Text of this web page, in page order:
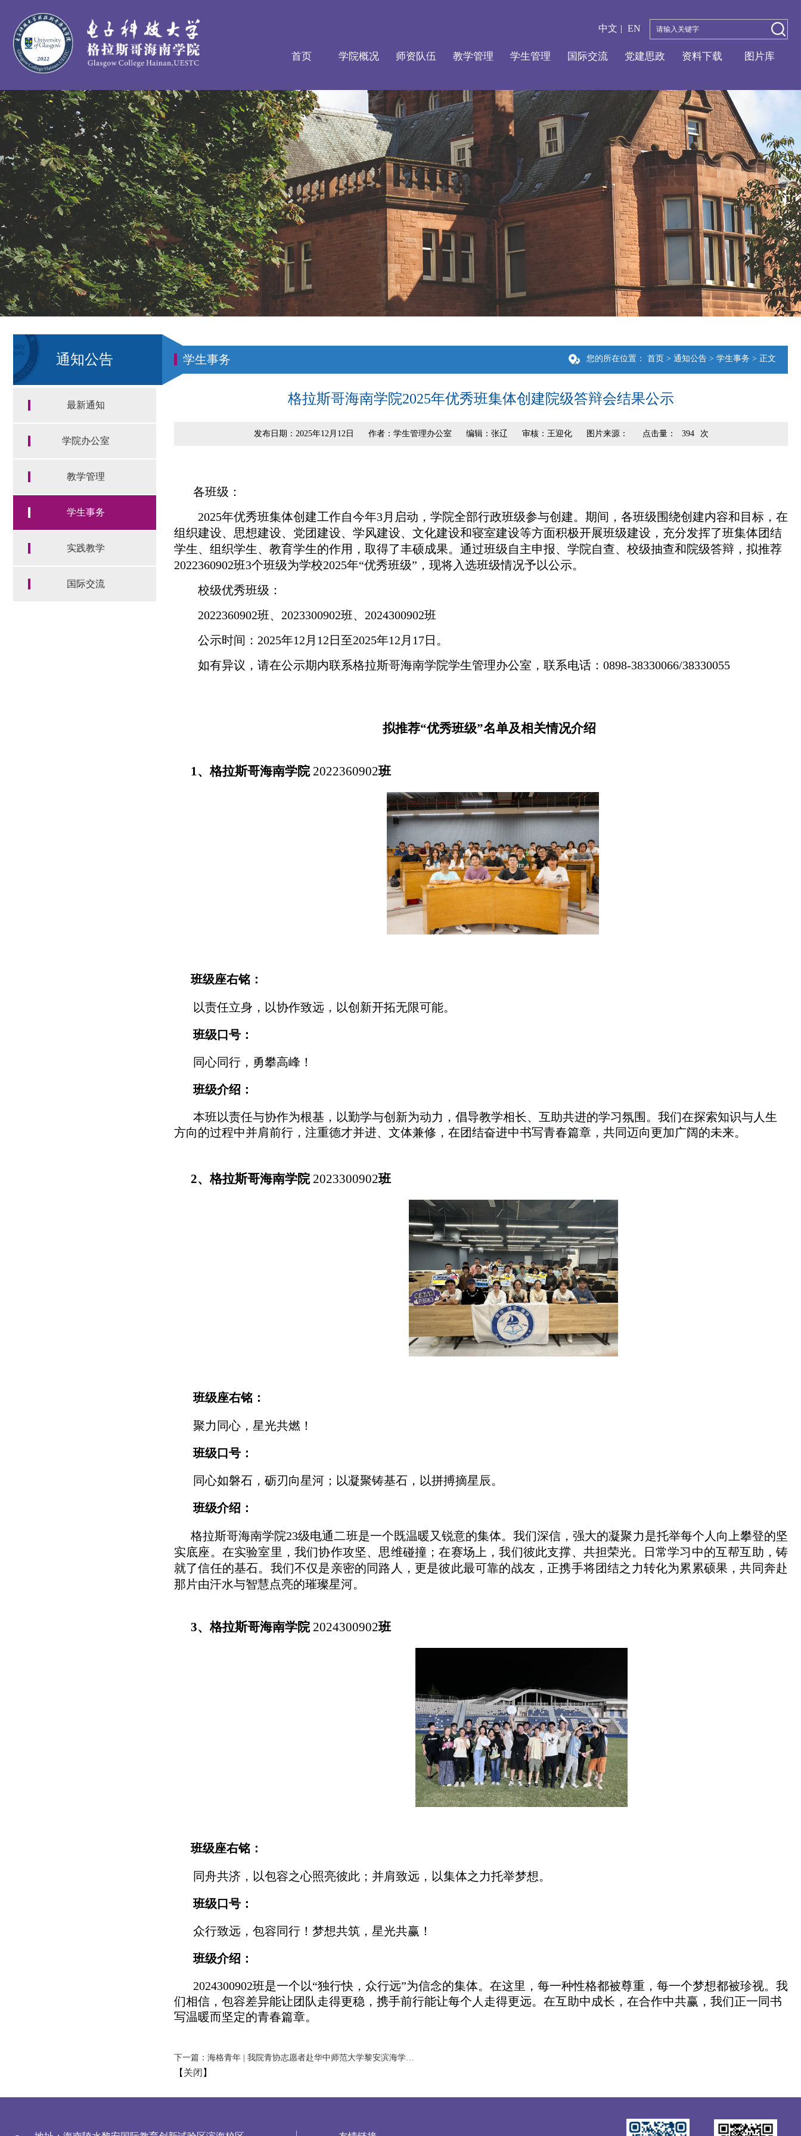
中文 | EN
首页 学院概况 师资队伍 教学管理 学生管理 国际交流 党建思政 资料下载 图片库
通知公告
最新通知
学院办公室
教学管理
学生事务
实践教学
国际交流
您的所在位置： 首页 > 通知公告 > 学生事务 > 正文
学生事务
格拉斯哥海南学院2025年优秀班集体创建院级答辩会结果公示
发布日期：2025年12月12日 作者：学生管理办公室 编辑：张辽 审核：王迎化 图片来源： 点击量： 394 次
各班级：
2025年优秀班集体创建工作自今年3月启动，学院全部行政班级参与创建。期间，各班级围绕创建内容和目标，在
组织建设、思想建设、党团建设、学风建设、文化建设和寝室建设等方面积极开展班级建设，充分发挥了班集体团结
学生、组织学生、教育学生的作用，取得了丰硕成果。通过班级自主申报、学院自查、校级抽查和院级答辩，拟推荐
2022360902班3个班级为学校2025年“优秀班级”，现将入选班级情况予以公示。
校级优秀班级：
2022360902班、2023300902班、2024300902班
公示时间：2025年12月12日至2025年12月17日。
如有异议，请在公示期内联系格拉斯哥海南学院学生管理办公室，联系电话：0898-38330066/38330055
拟推荐“优秀班级”名单及相关情况介绍
1、格拉斯哥海南学院 2022360902班
班级座右铭：
以责任立身，以协作致远，以创新开拓无限可能。
班级口号：
同心同行，勇攀高峰！
班级介绍：
本班以责任与协作为根基，以勤学与创新为动力，倡导教学相长、互助共进的学习氛围。我们在探索知识与人生
方向的过程中并肩前行，注重德才并进、文体兼修，在团结奋进中书写青春篇章，共同迈向更加广阔的未来。
2、格拉斯哥海南学院 2023300902班
班级座右铭：
聚力同心，星光共燃！
班级口号：
同心如磐石，砺刃向星河；以凝聚铸基石，以拼搏摘星辰。
班级介绍：
格拉斯哥海南学院23级电通二班是一个既温暖又锐意的集体。我们深信，强大的凝聚力是托举每个人向上攀登的坚
实底座。在实验室里，我们协作攻坚、思维碰撞；在赛场上，我们彼此支撑、共担荣光。日常学习中的互帮互助，铸
就了信任的基石。我们不仅是亲密的同路人，更是彼此最可靠的战友，正携手将团结之力转化为累累硕果，共同奔赴
那片由汗水与智慧点亮的璀璨星河。
3、格拉斯哥海南学院 2024300902班
班级座右铭：
同舟共济，以包容之心照亮彼此；并肩致远，以集体之力托举梦想。
班级口号：
众行致远，包容同行！梦想共筑，星光共赢！
班级介绍：
2024300902班是一个以“独行快，众行远”为信念的集体。在这里，每一种性格都被尊重，每一个梦想都被珍视。我
们相信，包容差异能让团队走得更稳，携手前行能让每个人走得更远。在互助中成长，在合作中共赢，我们正一同书
写温暖而坚定的青春篇章。
下一篇：海格青年 | 我院青协志愿者赴华中师范大学黎安滨海学校开展志愿宣传活动
【 关闭 】